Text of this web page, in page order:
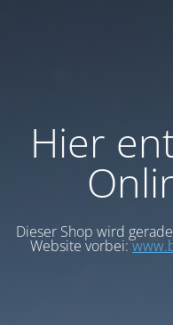
Hier
Dieser Shop wird
Website vorbei: